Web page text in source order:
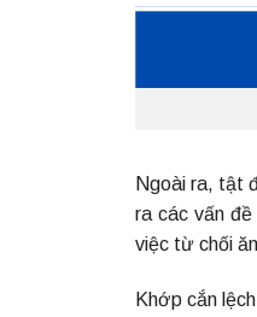
Ngoài ra, tật
ra các vấn
việc từ chối
Khớp cắn